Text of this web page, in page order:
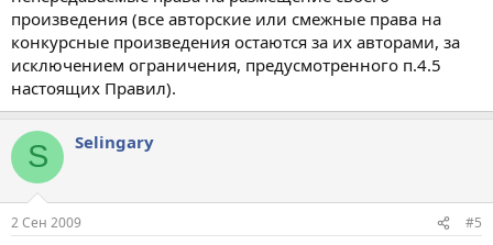
произведения (все авторские или смежные права на
конкурсные произведения остаются за их авторами, за
исключением ограничения, предусмотренного п.4.5
настоящих Правил).
S Selingary
2 Сен 2009 #5